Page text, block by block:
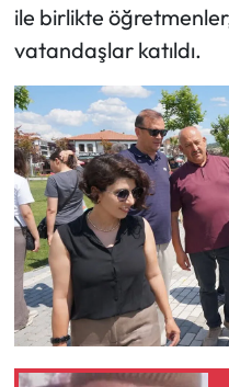
ile birlikte
vatandaşlar katıldı.
Laçin Haberleri
Mecitözü Haberleri
Oğuzlar Haberleri
Ortaköy Haberleri
Osmancık Haberleri